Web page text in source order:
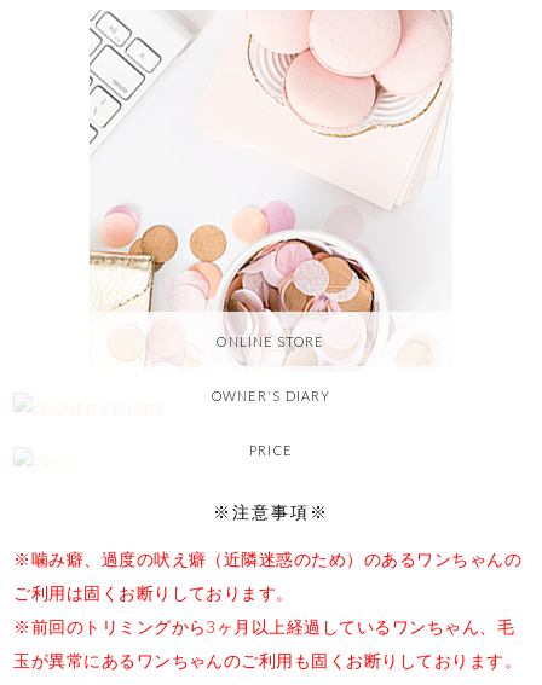
ONLINE STORE
OWNER'S DIARY
PRICE
※注意事項※
※噛み癖、過度の吠え癖（近隣迷惑のため）のあるワンちゃんの
ご利用は固くお断りしております。
※前回のトリミングから3ヶ月以上経過しているワンちゃん、毛
玉が異常にあるワンちゃんのご利用も固くお断りしております。